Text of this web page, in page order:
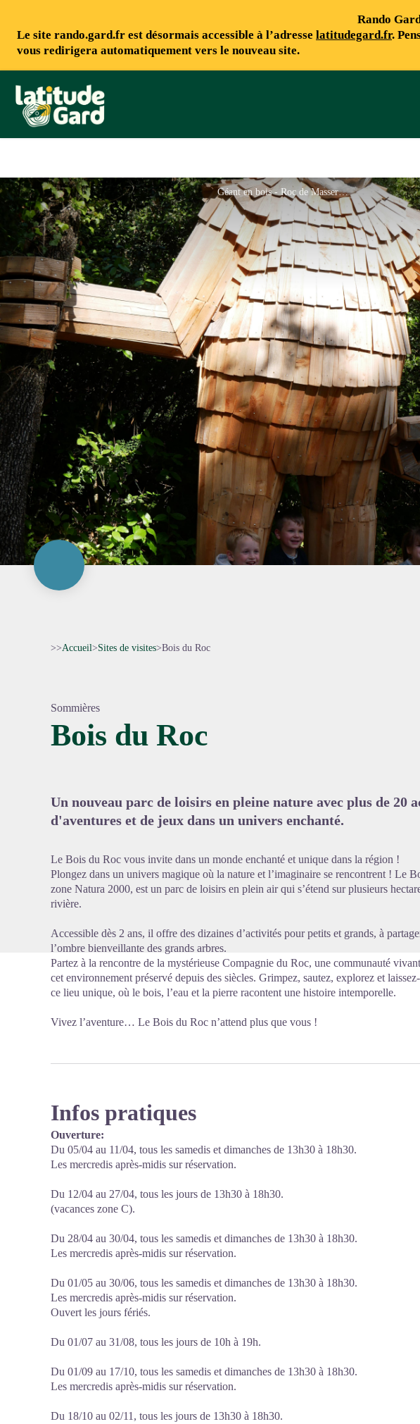
Rando
Le site rando.gard.fr est désormais accessible à l’adresse latitudegard.fr.
vous redirigera automatiquement vers le nouveau site.
Rando Gard
Géant en bois - Roc de Massereau
>>Accueil>Sites de visites>Bois du Roc
Sommières
Bois du Roc
Un nouveau parc de loisirs en pleine nature avec plus de 20
d'aventures et de jeux dans un univers enchanté.
Le Bois du Roc vous invite dans un monde enchanté et unique dans la région !
Plongez dans un univers magique où la nature et l’imaginaire se rencontrent ! Le
zone Natura 2000, est un parc de loisirs en plein air qui s’étend sur plusieurs
rivière.
Accessible dès 2 ans, il offre des dizaines d’activités pour petits et grands, à
l’ombre bienveillante des grands arbres.
Partez à la rencontre de la mystérieuse Compagnie du Roc, une communauté
cet environnement préservé depuis des siècles. Grimpez, sautez, explorez et
ce lieu unique, où le bois, l’eau et la pierre racontent une histoire intemporelle.
Vivez l’aventure… Le Bois du Roc n’attend plus que vous !
Infos pratiques
Ouverture:
Du 05/04 au 11/04, tous les samedis et dimanches de 13h30 à 18h30.
Les mercredis après-midis sur réservation.
Du 12/04 au 27/04, tous les jours de 13h30 à 18h30.
(vacances zone C).
Du 28/04 au 30/04, tous les samedis et dimanches de 13h30 à 18h30.
Les mercredis après-midis sur réservation.
Du 01/05 au 30/06, tous les samedis et dimanches de 13h30 à 18h30.
Les mercredis après-midis sur réservation.
Ouvert les jours fériés.
Du 01/07 au 31/08, tous les jours de 10h à 19h.
Du 01/09 au 17/10, tous les samedis et dimanches de 13h30 à 18h30.
Les mercredis après-midis sur réservation.
Du 18/10 au 02/11, tous les jours de 13h30 à 18h30.